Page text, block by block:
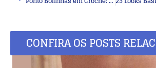
CONFIRA OS POSTS